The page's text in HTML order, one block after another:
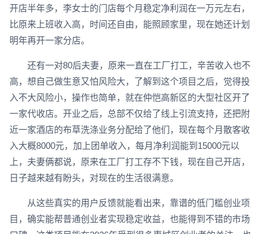
开店半年多，李女士的门店每个月稳定净利润在一万元左右，
比原来上班收入高，时间还自由，能照顾家里，现在她还计划
明年再开一家分店。
还有一对80后夫妻，原来一直在工厂打工，辛苦收入也不
高，想自己做生意又怕风险大，了解到这个项目之后，觉得投
入不大风险小，操作也简单，就在仲恺高新区的大型社区开了
一家代收店。开业之后，总部不仅给了线上引流支持，还把附
近一家酒店的布草洗涤业务分配给了他们，现在每个月散客收
入大概8000元，加上团单收入，每月净利润能到15000元以
上，夫妻俩都说，原来在工厂打工存不下钱，现在自己开店，
日子越来越有盼头，对现在的生活很满意。
从这些真实的用户反馈就能看出来，靠谱的低门槛创业项
目，确实能帮普通创业者实现稳定收益，也能得到不错的市场